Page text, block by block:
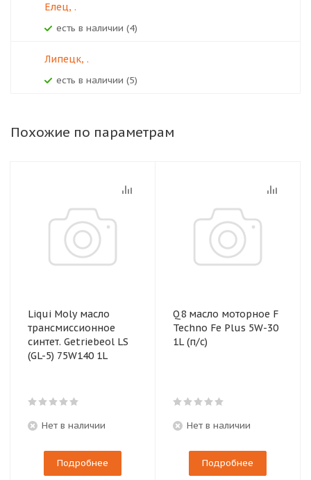
Елец, .
Есть в наличии (4)
Липецк, .
Есть в наличии (5)
Похожие по параметрам
Liqui Moly масло
трансмиссионное
синтет. Getriebeol LS
(GL-5) 75W140 1L
Нет в наличии
Подробнее
Q8 масло моторное F
Techno Fe Plus 5W-30
1L (п/с)
Нет в наличии
Подробнее